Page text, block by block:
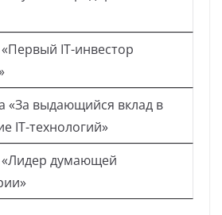
IT-инвестор
«За выдающийся вклад в
IT-технологий»
«Лидер думающей